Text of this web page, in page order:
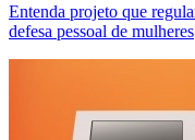
Entenda projeto que
defesa pessoal de mulheres